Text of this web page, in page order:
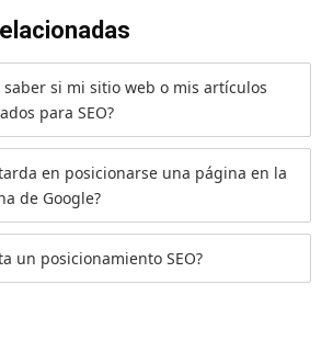
saber si mi sitio web o mis artículos
para SEO?
en posicionarse una página en la
de Google?
un posicionamiento SEO?